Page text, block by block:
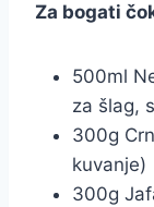
Za bogati
500ml
za šlag,
300g
kuvanje)
300g